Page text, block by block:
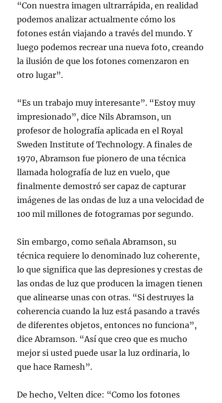
“Con nuestra imagen ultrarrápida, en realidad
podemos analizar actualmente cómo los
fotones están viajando a través del mundo. Y
luego podemos recrear una nueva foto, creando
la ilusión de que los fotones comenzaron en
otro lugar”.
“Es un trabajo muy interesante”. “Estoy muy
impresionado”, dice Nils Abramson, un
profesor de holografía aplicada en el Royal
Sweden Institute of Technology. A finales de
1970, Abramson fue pionero de una técnica
llamada holografía de luz en vuelo, que
finalmente demostró ser capaz de capturar
imágenes de las ondas de luz a una velocidad de
100 mil millones de fotogramas por segundo.
Sin embargo, como señala Abramson, su
técnica requiere lo denominado luz coherente,
lo que significa que las depresiones y crestas de
las ondas de luz que producen la imagen tienen
que alinearse unas con otras. “Si destruyes la
coherencia cuando la luz está pasando a través
de diferentes objetos, entonces no funciona”,
dice Abramson. “Así que creo que es mucho
mejor si usted puede usar la luz ordinaria, lo
que hace Ramesh”.
De hecho, Velten dice: “Como los fotones